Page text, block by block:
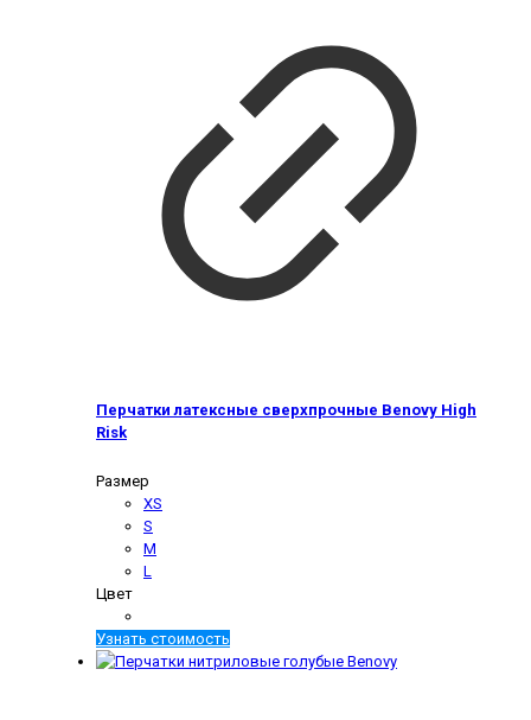
Перчатки латексные сверхпрочные Benovy High
Risk
Размер
XS
S
M
L
Цвет
Узнать стоимость